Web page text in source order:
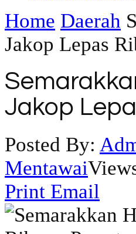
Home Daerah
Jakop Lepas
Jakop
Posted By:
Mentawai
Print Email